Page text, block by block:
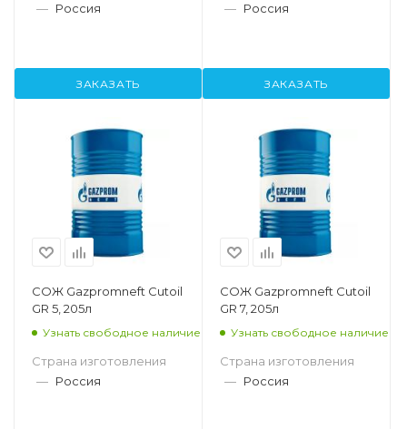
— Россия
ЗАКАЗАТЬ
— Россия
ЗАКАЗАТЬ
СОЖ Gazpromneft Cutoil
GR 5, 205л
Узнать свободное наличие
Страна изготовления
— Россия
СОЖ Gazpromneft Cutoil
GR 7, 205л
Узнать свободное наличие
Страна изготовления
— Россия